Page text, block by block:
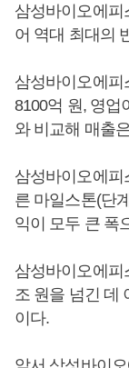
삼성바이오에피
어 역대 최대의
삼성바이오에피
8100억 원, 영업
와 비교해 매출
삼성바이오에피
른 마일스톤(단
익이 모두 큰 폭
삼성바이오에피
조 원을 넘긴 데
이다.